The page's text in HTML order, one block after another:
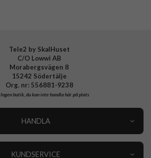
Tele2 by SkalHuset
C/O Lowwi AB
Morabergsvägen 8
15242 Södertälje
Org. nr: 556881-9238
Ingen butik, du kan inte handla här på plats
HANDLA
KUNDSERVICE